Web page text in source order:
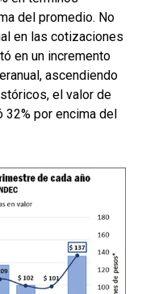
del promedio. No
en las cotizaciones
en un incremento
ascendiendo
el valor de
por encima del